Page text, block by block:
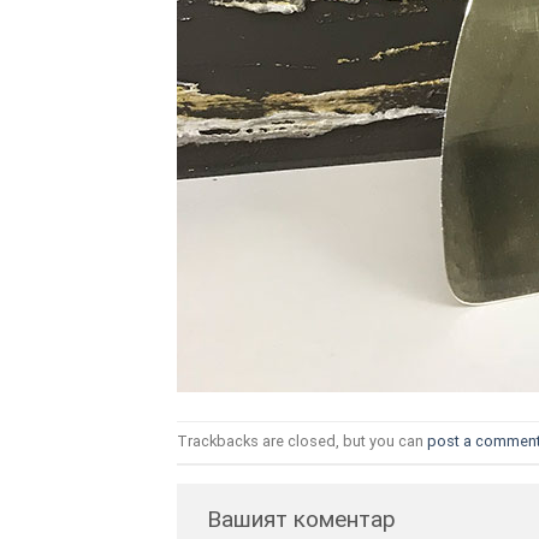
Trackbacks are closed, but you can post a
Вашият коментар